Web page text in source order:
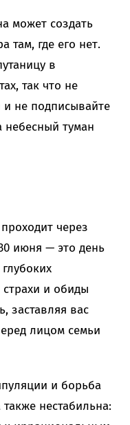
может создать
там, где его нет.
в
так что не
не подписывайте
небесный туман
через
июня — это день
и обиды
заставляя вас
лицом семьи
и борьба
нестабильна: